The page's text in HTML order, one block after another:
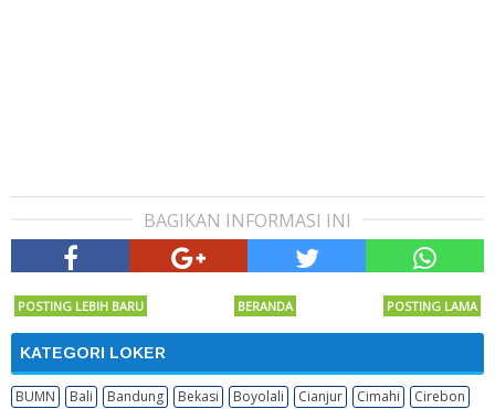
BAGIKAN INFORMASI INI
POSTING LEBIH BARU POSTING LAMA
BERANDA
KATEGORI LOKER
BUMN Bali Bandung Bekasi Boyolali Cianjur Cimahi
Cirebon